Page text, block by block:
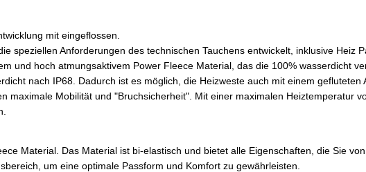
mit eingeflossen.
speziellen Anforderungen des technischen Tauchens entwickelt, inklusive Heiz
und hoch atmungsaktivem Power Fleece Material, das die 100% wasserdicht
nach IP68. Dadurch ist es möglich, die Heizweste auch mit einem gefluteten
maximale Mobilität und "Bruchsicherheit". Mit einer maximalen Heiztemperatur
Material. Das Material ist bi-elastisch und bietet alle Eigenschaften, die Sie
um eine optimale Passform und Komfort zu gewährleisten.